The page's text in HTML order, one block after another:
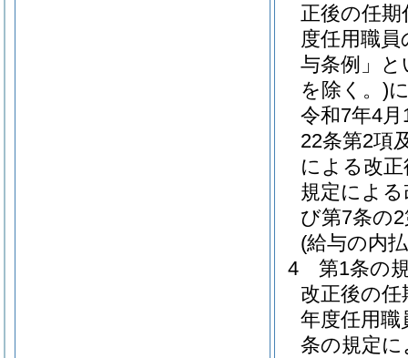
正後の任
度任用職
与条例」と
を除く。)
令和7年4
22条第2項
による改
規定によ
び第7条の
(給与の内
4
第1条の
改正後の
年度任用
条の規定